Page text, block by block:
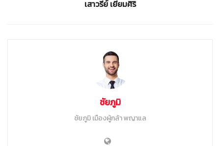
เสาวรีย์ เยี่ยมศิริ
ชัยภูมิ
ชัยภูมิ เมืองผู้กล้า พญาแล